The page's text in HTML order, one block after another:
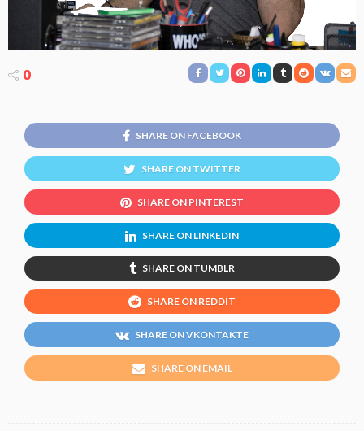
0
SHARE ON FACEBOOK
SHARE ON TWITTER
SHARE ON PINTEREST
SHARE ON LINKEDIN
SHARE ON TUMBLR
SHARE ON REDDIT
SHARE ON VKONTAKTE
SHARE ON EMAIL